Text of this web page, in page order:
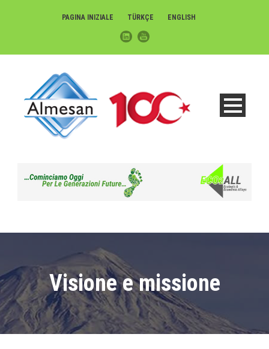
PAGINA INIZIALE TÜRKÇE ENGLISH
Visione e missione